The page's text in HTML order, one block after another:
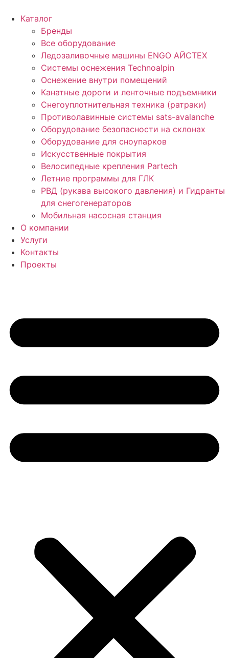
содержимому
Каталог
Бренды
Все оборудование
Ледозаливочные машины ENGO АЙСТЕХ
Системы оснежения Technoalpin
Оснежение внутри помещений
Канатные дороги и ленточные подъемники
Снегоуплотнительная техника (ратраки)
Противолавинные системы sats-avalanche
Оборудование безопасности на склонах
Оборудование для сноупарков
Искусственные покрытия
Велосипедные крепления Partech
Летние программы для ГЛК
РВД (рукава высокого давления) и Гидранты
для снегогенераторов
Мобильная насосная станция
О компании
Услуги
Контакты
Проекты